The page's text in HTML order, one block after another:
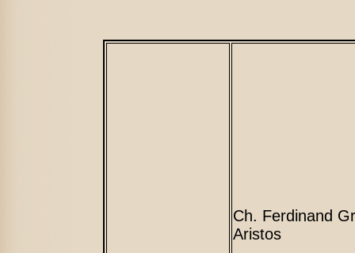
Ch. Ferdinand
Aristos